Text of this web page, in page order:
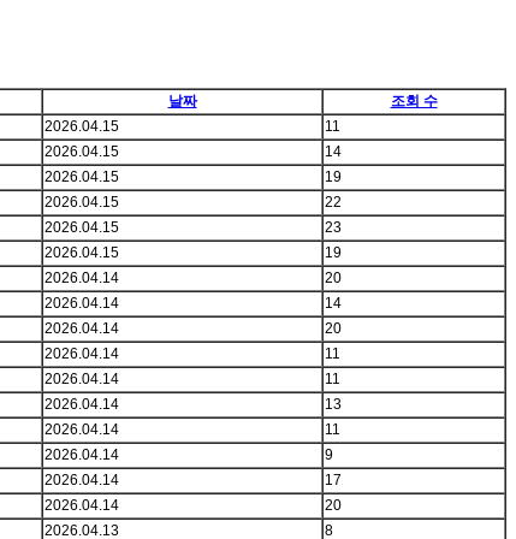
날짜
조회 수
2026.04.15
11
2026.04.15
14
2026.04.15
19
2026.04.15
22
2026.04.15
23
2026.04.15
19
2026.04.14
20
2026.04.14
14
2026.04.14
20
2026.04.14
11
2026.04.14
11
2026.04.14
13
2026.04.14
11
2026.04.14
9
2026.04.14
17
2026.04.14
20
2026.04.13
8